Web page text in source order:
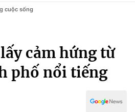
cuộc sống
cảm hứng từ
phố nổi tiếng